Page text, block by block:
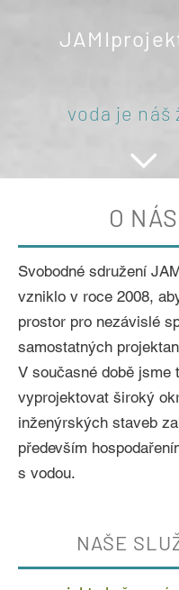
voda je náš
O NÁS
Svobodné sdružení
vzniklo v roce 2008,
prostor pro nezávislé
samostatných
V současné době jsme
vyprojektovat široký
inženýrských staveb
především
s vodou.
NAŠE